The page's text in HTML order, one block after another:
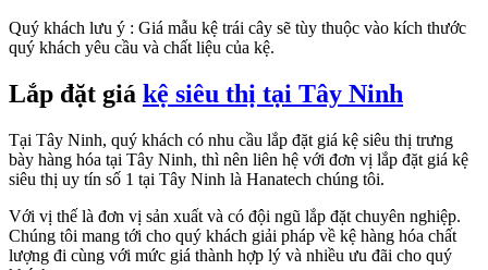
Quý khách lưu ý : Giá mẫu kệ trái cây sẽ tùy thuộc vào kích thước
quý khách yêu cầu và chất liệu của kệ.
Lắp đặt giá kệ siêu thị tại Tây Ninh
Tại Tây Ninh, quý khách có nhu cầu lắp đặt giá kệ siêu thị trưng
bày hàng hóa tại Tây Ninh, thì nên liên hệ với đơn vị lắp đặt giá kệ
siêu thị uy tín số 1 tại Tây Ninh là Hanatech chúng tôi.
Với vị thế là đơn vị sản xuất và có đội ngũ lắp đặt chuyên nghiệp.
Chúng tôi mang tới cho quý khách giải pháp về kệ hàng hóa chất
lượng đi cùng với mức giá thành hợp lý và nhiều ưu đãi cho quý